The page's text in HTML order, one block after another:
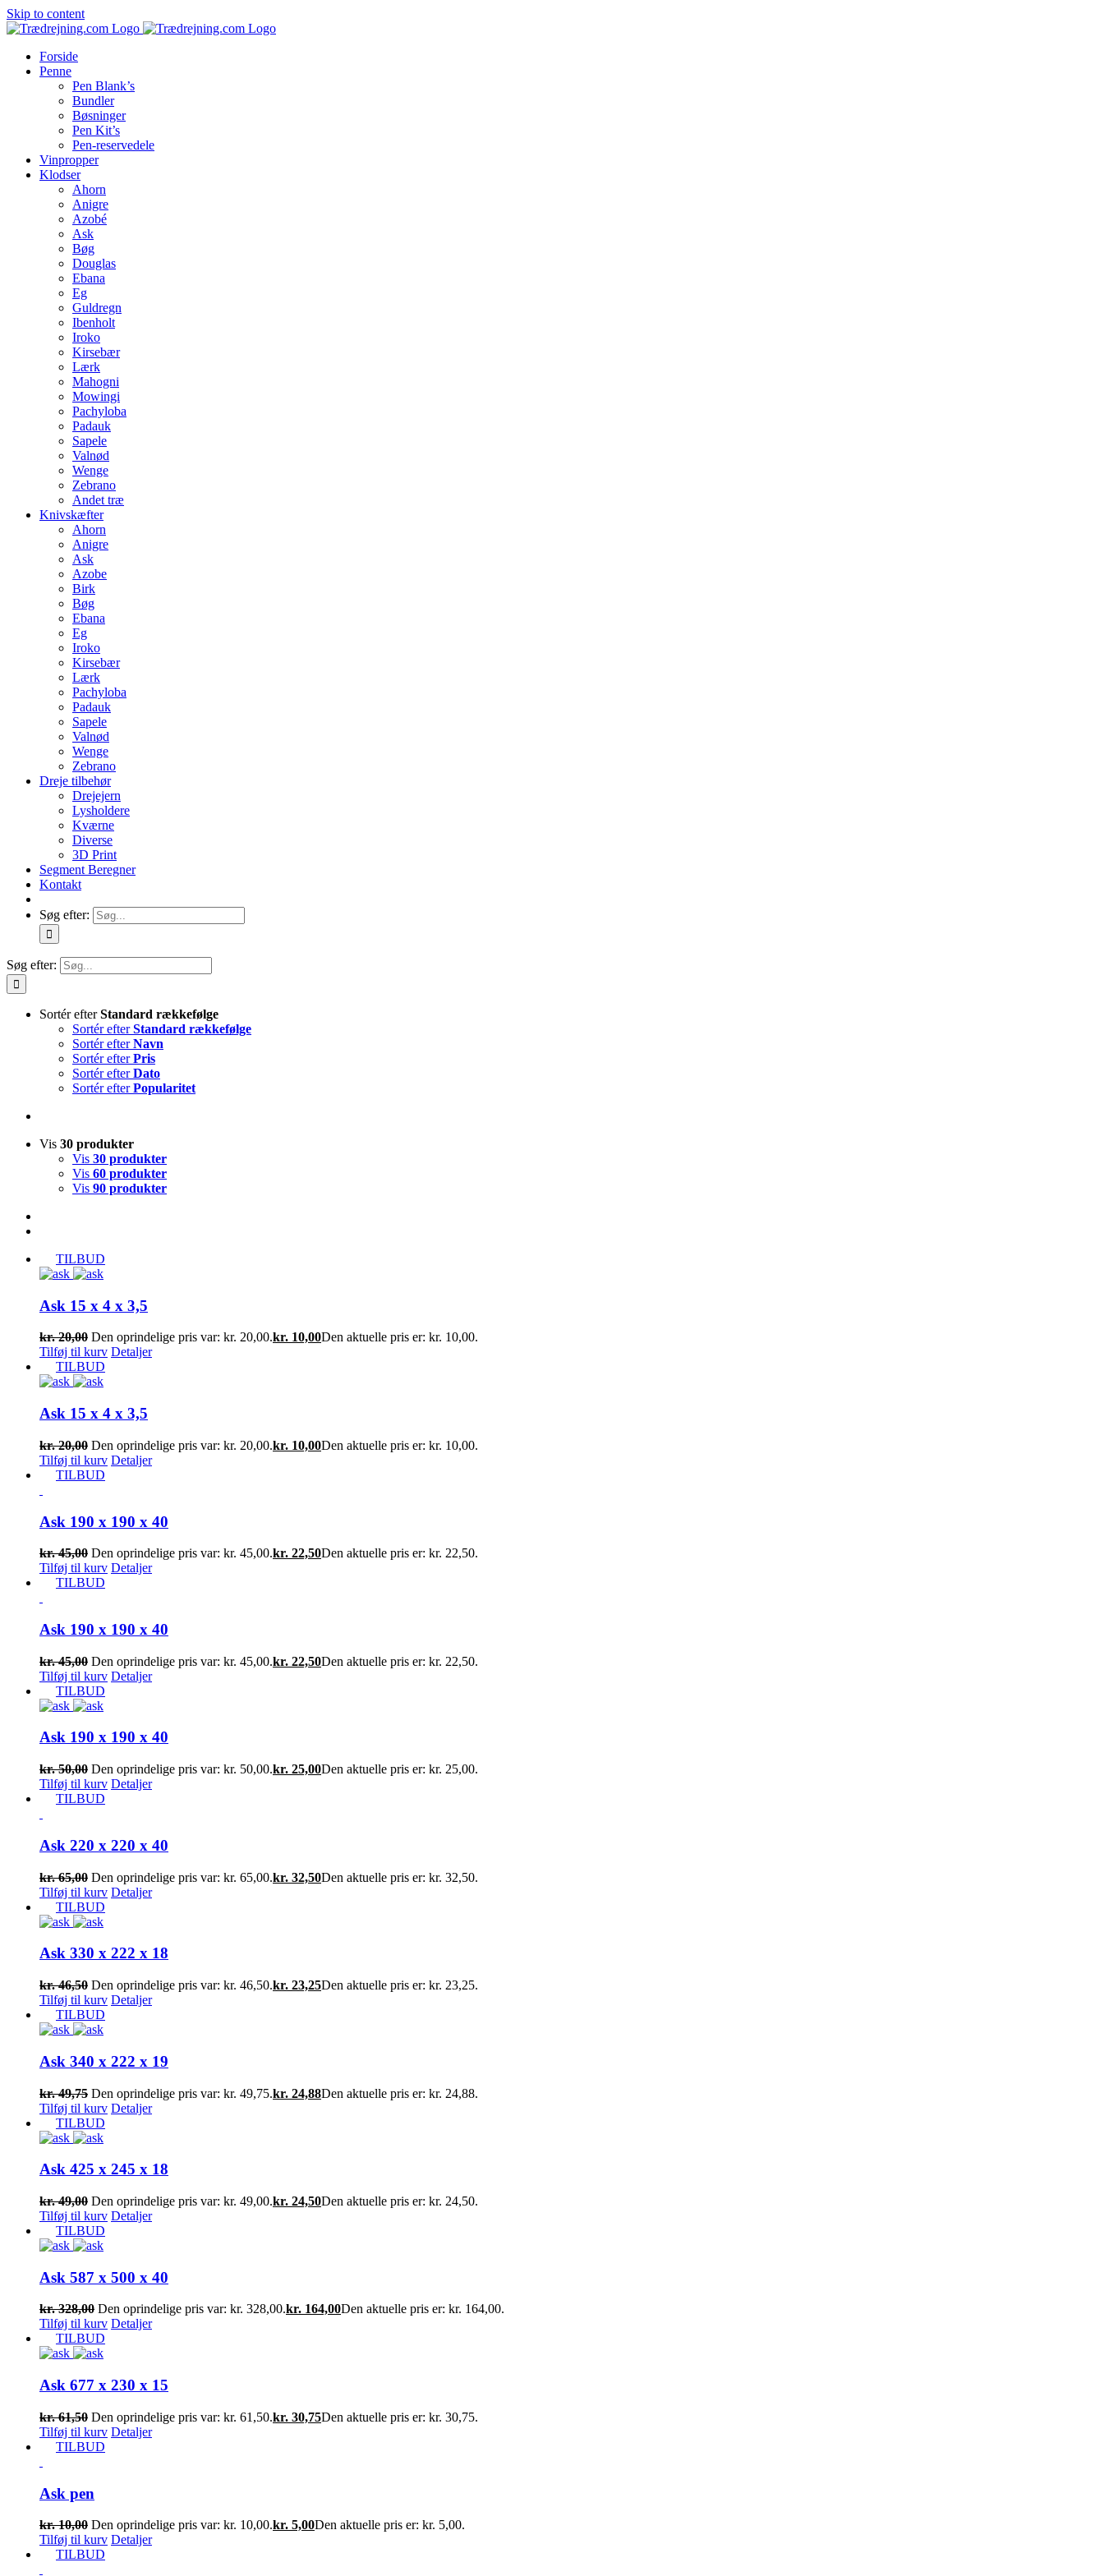
Skip to content
Forside
Penne
Pen Blank’s
Bundler
Bøsninger
Pen Kit’s
Pen-reservedele
Vinpropper
Klodser
Ahorn
Anigre
Azobé
Ask
Bøg
Douglas
Ebana
Eg
Guldregn
Ibenholt
Iroko
Kirsebær
Lærk
Mahogni
Mowingi
Pachyloba
Padauk
Sapele
Valnød
Wenge
Zebrano
Andet træ
Knivskæfter
Ahorn
Anigre
Ask
Azobe
Birk
Bøg
Ebana
Eg
Iroko
Kirsebær
Lærk
Pachyloba
Padauk
Sapele
Valnød
Wenge
Zebrano
Dreje tilbehør
Drejejern
Lysholdere
Kværne
Diverse
3D Print
Segment Beregner
Kontakt
Søg efter:
Søg efter:
Sortér efterStandard rækkefølge
Sortér efterStandard rækkefølge
Sortér efterNavn
Sortér efterPris
Sortér efterDato
Sortér efterPopularitet
Vis 30 produkter
Vis 30 produkter
Vis 60 produkter
Vis 90 produkter
TILBUD
Ask 15 x 4 x 3,5
kr.20,00 Den oprindelige pris var: kr. 20,00.kr. 10,00Den aktuelle pris er: kr. 10,00.
Tilføj til kurv Detaljer
TILBUD
Ask 15 x 4 x 3,5
kr.20,00 Den oprindelige pris var: kr. 20,00.kr. 10,00Den aktuelle pris er: kr. 10,00.
Tilføj til kurv Detaljer
TILBUD
Ask 190 x 190 x 40
kr.45,00 Den oprindelige pris var: kr. 45,00.kr. 22,50Den aktuelle pris er: kr. 22,50.
Tilføj til kurv Detaljer
TILBUD
Ask 190 x 190 x 40
kr.45,00 Den oprindelige pris var: kr. 45,00.kr. 22,50Den aktuelle pris er: kr. 22,50.
Tilføj til kurv Detaljer
TILBUD
Ask 190 x 190 x 40
kr.50,00 Den oprindelige pris var: kr. 50,00.kr. 25,00Den aktuelle pris er: kr. 25,00.
Tilføj til kurv Detaljer
TILBUD
Ask 220 x 220 x 40
kr.65,00 Den oprindelige pris var: kr. 65,00.kr. 32,50Den aktuelle pris er: kr. 32,50.
Tilføj til kurv Detaljer
TILBUD
Ask 330 x 222 x 18
kr.46,50 Den oprindelige pris var: kr. 46,50.kr. 23,25Den aktuelle pris er: kr. 23,25.
Tilføj til kurv Detaljer
TILBUD
Ask 340 x 222 x 19
kr.49,75 Den oprindelige pris var: kr. 49,75.kr. 24,88Den aktuelle pris er: kr. 24,88.
Tilføj til kurv Detaljer
TILBUD
Ask 425 x 245 x 18
kr.49,00 Den oprindelige pris var: kr. 49,00.kr. 24,50Den aktuelle pris er: kr. 24,50.
Tilføj til kurv Detaljer
TILBUD
Ask 587 x 500 x 40
kr.328,00 Den oprindelige pris var: kr. 328,00.kr. 164,00Den aktuelle pris er: kr. 164,00.
Tilføj til kurv Detaljer
TILBUD
Ask 677 x 230 x 15
kr.61,50 Den oprindelige pris var: kr. 61,50.kr. 30,75Den aktuelle pris er: kr. 30,75.
Tilføj til kurv Detaljer
TILBUD
Ask pen
kr.10,00 Den oprindelige pris var: kr. 10,00.kr. 5,00Den aktuelle pris er: kr. 5,00.
Tilføj til kurv Detaljer
TILBUD